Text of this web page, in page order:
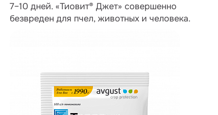
7–10 дней. «Тиовит® Джет» совершенно
безвреден для пчел, животных и человека.